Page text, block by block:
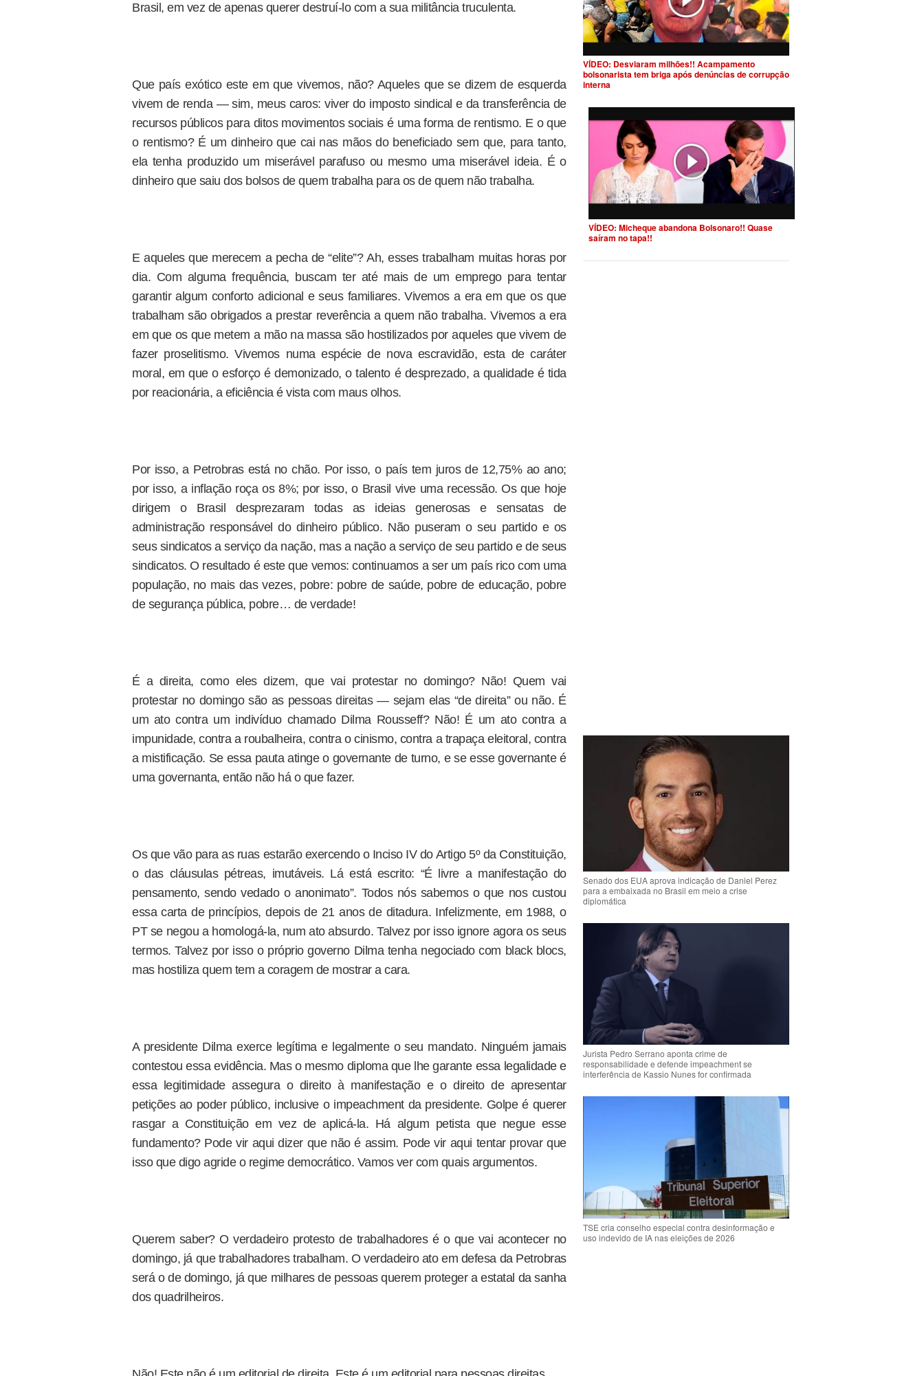
Brasil, em vez de apenas querer destruí-lo com a sua militância truculenta.
Que país exótico este em que vivemos, não? Aqueles que se dizem de esquerda
vivem de renda — sim, meus caros: viver do imposto sindical e da transferência de
recursos públicos para ditos movimentos sociais é uma forma de rentismo. E o que
o rentismo? É um dinheiro que cai nas mãos do beneficiado sem que, para tanto,
ela tenha produzido um miserável parafuso ou mesmo uma miserável ideia. É o
dinheiro que saiu dos bolsos de quem trabalha para os de quem não trabalha.
E aqueles que merecem a pecha de “elite”? Ah, esses trabalham muitas horas por
dia. Com alguma frequência, buscam ter até mais de um emprego para tentar
garantir algum conforto adicional e seus familiares. Vivemos a era em que os que
trabalham são obrigados a prestar reverência a quem não trabalha. Vivemos a era
em que os que metem a mão na massa são hostilizados por aqueles que vivem de
fazer proselitismo. Vivemos numa espécie de nova escravidão, esta de caráter
moral, em que o esforço é demonizado, o talento é desprezado, a qualidade é tida
por reacionária, a eficiência é vista com maus olhos.
Por isso, a Petrobras está no chão. Por isso, o país tem juros de 12,75% ao ano;
por isso, a inflação roça os 8%; por isso, o Brasil vive uma recessão. Os que hoje
dirigem o Brasil desprezaram todas as ideias generosas e sensatas de
administração responsável do dinheiro público. Não puseram o seu partido e os
seus sindicatos a serviço da nação, mas a nação a serviço de seu partido e de seus
sindicatos. O resultado é este que vemos: continuamos a ser um país rico com uma
população, no mais das vezes, pobre: pobre de saúde, pobre de educação, pobre
de segurança pública, pobre… de verdade!
É a direita, como eles dizem, que vai protestar no domingo? Não! Quem vai
protestar no domingo são as pessoas direitas — sejam elas “de direita” ou não. É
um ato contra um indivíduo chamado Dilma Rousseff? Não! É um ato contra a
impunidade, contra a roubalheira, contra o cinismo, contra a trapaça eleitoral, contra
a mistificação. Se essa pauta atinge o governante de turno, e se esse governante é
uma governanta, então não há o que fazer.
Os que vão para as ruas estarão exercendo o Inciso IV do Artigo 5º da Constituição,
o das cláusulas pétreas, imutáveis. Lá está escrito: “É livre a manifestação do
pensamento, sendo vedado o anonimato”. Todos nós sabemos o que nos custou
essa carta de princípios, depois de 21 anos de ditadura. Infelizmente, em 1988, o
PT se negou a homologá-la, num ato absurdo. Talvez por isso ignore agora os seus
termos. Talvez por isso o próprio governo Dilma tenha negociado com black blocs,
mas hostiliza quem tem a coragem de mostrar a cara.
A presidente Dilma exerce legítima e legalmente o seu mandato. Ninguém jamais
contestou essa evidência. Mas o mesmo diploma que lhe garante essa legalidade e
essa legitimidade assegura o direito à manifestação e o direito de apresentar
petições ao poder público, inclusive o impeachment da presidente. Golpe é querer
rasgar a Constituição em vez de aplicá-la. Há algum petista que negue esse
fundamento? Pode vir aqui dizer que não é assim. Pode vir aqui tentar provar que
isso que digo agride o regime democrático. Vamos ver com quais argumentos.
Querem saber? O verdadeiro protesto de trabalhadores é o que vai acontecer no
domingo, já que trabalhadores trabalham. O verdadeiro ato em defesa da Petrobras
será o de domingo, já que milhares de pessoas querem proteger a estatal da sanha
dos quadrilheiros.
VÍDEO: Desviaram milhões!! Acampamento
bolsonarista tem briga após denúncias de corrupção
interna
VÍDEO: Micheque abandona Bolsonaro!! Quase
saíram no tapa!!
Senado dos EUA aprova indicação de Daniel Perez
para a embaixada no Brasil em meio a crise
diplomática
Jurista Pedro Serrano aponta crime de
responsabilidade e defende impeachment se
interferência de Kassio Nunes for confirmada
TSE cria conselho especial contra desinformação e
uso indevido de IA nas eleições de 2026